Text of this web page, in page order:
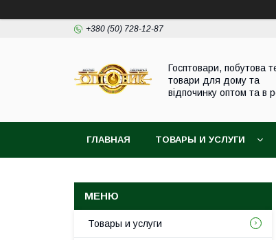
+380 (50) 728-12-87
Госптовари, побутова
товари для дому та
відпочинку оптом та в
ГЛАВНАЯ ТОВАРЫ И УСЛУГИ
Товары и услуги